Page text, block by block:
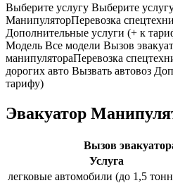
Выберите услугу Выберите
МанипуляторПеревозка
Дополнительные услуги (+ к
Модель Все модели Вызов
манипулятораПеревозка
дорогих авто Вызвать автовоз
тарифу)
Эвакуатор
Вызов
Услуга
легковые автомобили (до 1,5